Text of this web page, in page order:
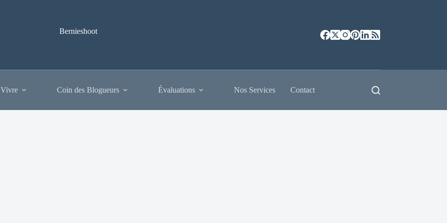
Bernieshoot
Coin des Blogueurs Évaluations Nos Services Contact